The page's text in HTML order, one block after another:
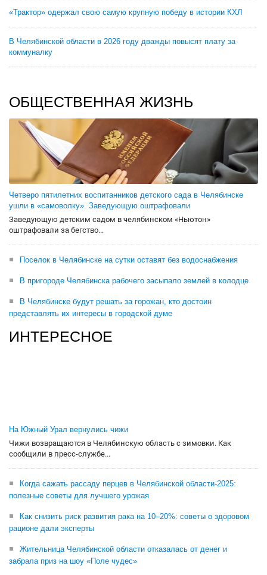
«Трактор» одержал свою самую крупную победу в истории КХЛ
В Челябинской области в 2026 году дважды повысят плату за
коммуналку
ОБЩЕСТВЕННАЯ ЖИЗНЬ
Четверо пятилетних воспитанников детского сада в Челябинске
ушли в «самоволку». Заведующую оштрафовали
Заведующую детским садом в челябинском «Ньютон»
оштрафовали за бегство...
Поселок в Челябинске на сутки оставят без водоснабжения
В пригороде Челябинска рабочего засыпало землей в колодце
В Челябинске будут решать за горожан, кто достоин
представлять их интересы в городской думе
ИНТЕРЕСНОЕ
На Южный Урал вернулись чижи
Чижи возвращаются в Челябинскую область с зимовки. Как
сообщили в пресс-службе...
Когда сажать рассаду перцев в Челябинской области-2025:
полезные советы для лучшего урожая
Как снизить риск развития рака на 10–20%: советы о здоровом
рационе дали эксперты
Жительница Челябинской области отказалась от денег и
забрала приз на шоу «Поле чудес»